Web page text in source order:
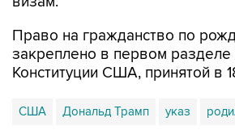
Право на гражданство по
закреплено в первом разделе
Конституции США, принятой в
США Дональд Трамп указ